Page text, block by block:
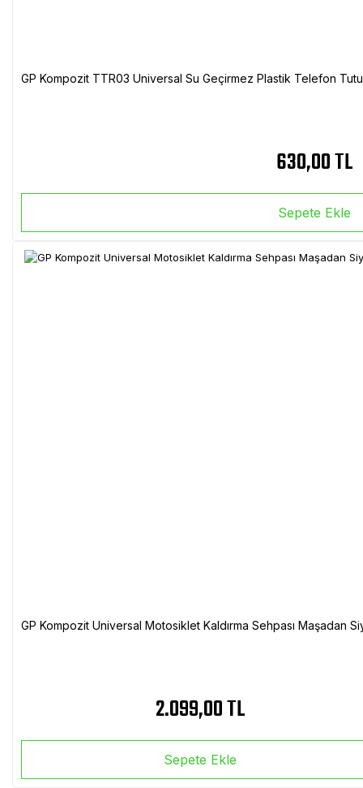
GP Kompozit TTR03 Universal Su Geçirmez Plastik Telefon
630,00 TL
Sepete Ekle
GP Kompozit Universal Motosiklet Kaldırma Sehpası Maşadan
2.099,00 TL
Sepete Ekle